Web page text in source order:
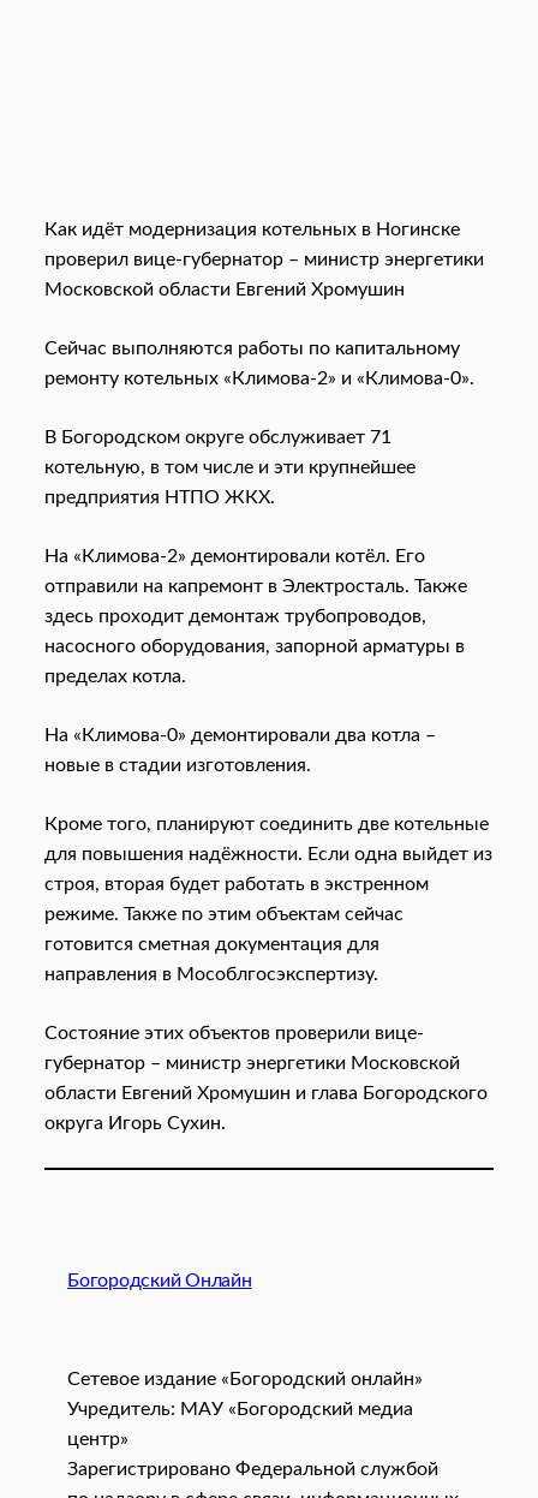
Как идёт модернизация котельных в Ногинске
проверил вице-губернатор – министр энергетики
Московской области Евгений Хромушин
Сейчас выполняются работы по капитальному
ремонту котельных «Климова-2» и «Климова-0».
В Богородском округе обслуживает 71
котельную, в том числе и эти крупнейшее
предприятия НТПО ЖКХ.
На «Климова-2» демонтировали котёл. Его
отправили на капремонт в Электросталь. Также
здесь проходит демонтаж трубопроводов,
насосного оборудования, запорной арматуры в
пределах котла.
На «Климова-0» демонтировали два котла –
новые в стадии изготовления.
Кроме того, планируют соединить две котельные
для повышения надёжности. Если одна выйдет из
строя, вторая будет работать в экстренном
режиме. Также по этим объектам сейчас
готовится сметная документация для
направления в Мособлгосэкспертизу.
Состояние этих объектов проверили вице-
губернатор – министр энергетики Московской
области Евгений Хромушин и глава Богородского
округа Игорь Сухин.
Богородский Онлайн
Сетевое издание «Богородский онлайн»
Учредитель: МАУ «Богородский медиа
центр»
Зарегистрировано Федеральной службой